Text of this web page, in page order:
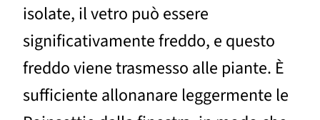
isolate, il vetro può essere
significativamente freddo, e questo
freddo viene trasmesso alle piante. È
sufficiente allonanare leggermente le